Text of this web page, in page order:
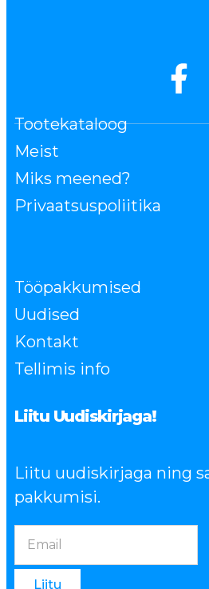
Tootekataloog
Meist
Miks meened?
Privaatsuspoliitika
Tööpakkumised
Uudised
Kontakt
Tellimis info
Liitu Uudiskirjaga!
Liitu uudiskirjaga ning
pakkumisi.
Liitu